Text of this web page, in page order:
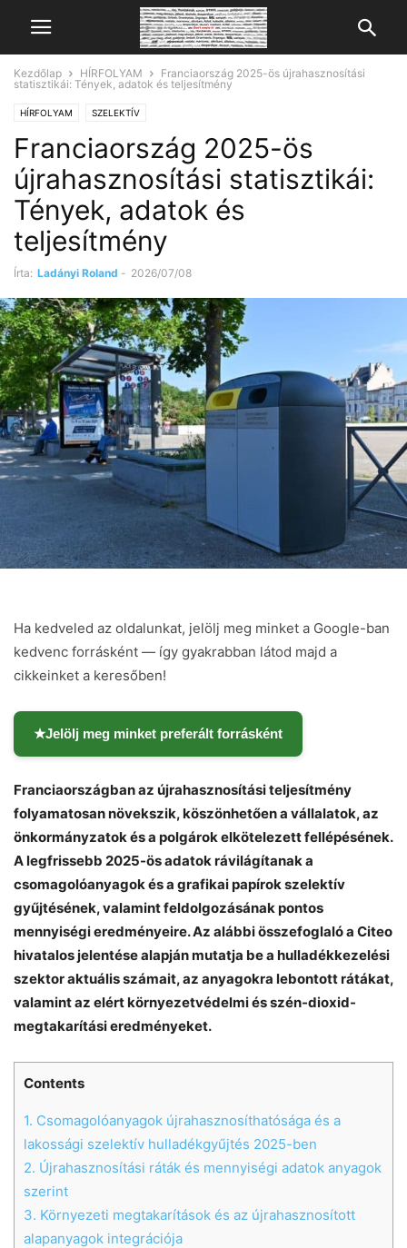
Kezdőlap HÍRFOLYAM
Franciaország 2025-ös újrahasznosítási
statisztikái: Tények, adatok és teljesítmény
HÍRFOLYAM SZELEKTÍV
Franciaország 2025-ös
újrahasznosítási statisztikái:
Tények, adatok és
teljesítmény
Írta: Ladányi Roland - 2026/07/08
Ha kedveled az oldalunkat, jelölj meg minket a Google-ban
kedvenc forrásként — így gyakrabban látod majd a
cikkeinket a keresőben!
★Jelölj meg minket preferált forrásként
Franciaországban az újrahasznosítási teljesítmény
folyamatosan növekszik, köszönhetően a vállalatok, az
önkormányzatok és a polgárok elkötelezett fellépésének.
A legfrissebb 2025-ös adatok rávilágítanak a
csomagolóanyagok és a grafikai papírok szelektív
gyűjtésének, valamint feldolgozásának pontos
mennyiségi eredményeire. Az alábbi összefoglaló a Citeo
hivatalos jelentése alapján mutatja be a hulladékkezelési
szektor aktuális számait, az anyagokra lebontott rátákat,
valamint az elért környezetvédelmi és szén-dioxid-
megtakarítási eredményeket.
Contents
1. Csomagolóanyagok újrahasznosíthatósága és a
lakossági szelektív hulladékgyűjtés 2025-ben
2. Újrahasznosítási ráták és mennyiségi adatok anyagok
szerint
3. Környezeti megtakarítások és az újrahasznosított
alapanyagok integrációja
Helló! Miben segíthetek ma?